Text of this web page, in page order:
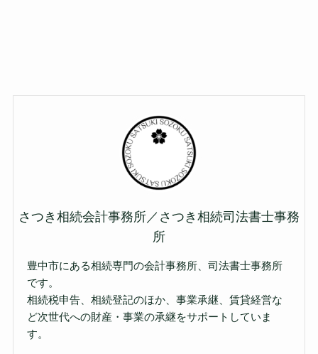
さつき相続会計事務所／さつき相続司法書士事務
所
豊中市にある相続専門の会計事務所、司法書士事務所
です。
相続税申告、相続登記のほか、事業承継、賃貸経営な
ど次世代への財産・事業の承継をサポートしていま
す。